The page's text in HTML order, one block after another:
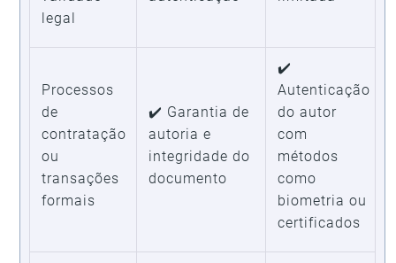
legal
Processos
de
contratação
ou
transações
formais
✔️ Garantia de
autoria e
integridade do
documento
✔️
Autenticação
do autor
com
métodos
como
biometria ou
certificados